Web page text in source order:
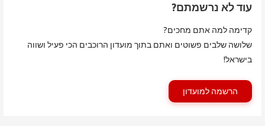
עוד לא נרשמתם?
קדימה למה אתם מחכים?
שלושה שלבים פשוטים ואתם בתוך מועדון הרוכבים הכי פעיל ושווה
בישראל!
הרשמה למועדון